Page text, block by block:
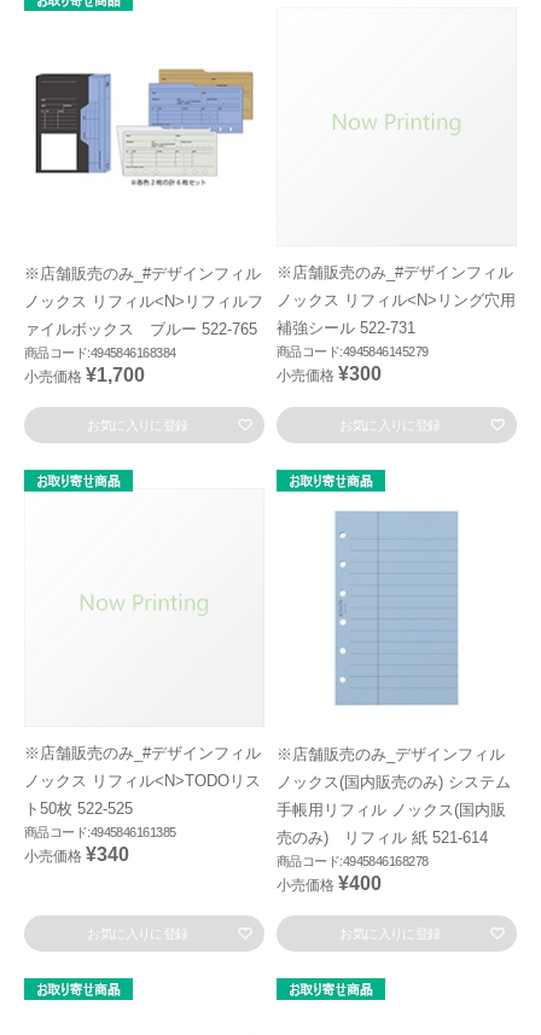
※店舗販売のみ_#デザインフィル
ノックス リフィル<N>リフィルフ
ァイルボックス ブルー 522-765
商品コード:4945846168384
小売価格 ¥1,700
お気に入りに登録
※店舗販売のみ_#デザインフィル
ノックス リフィル<N>リング穴用
補強シール 522-731
商品コード:4945846145279
小売価格 ¥300
お気に入りに登録
※店舗販売のみ_#デザインフィル
ノックス リフィル<N>TODOリス
ト50枚 522-525
商品コード:4945846161385
小売価格 ¥340
お気に入りに登録
※店舗販売のみ_デザインフィル
ノックス(国内販売のみ) システム
手帳用リフィル ノックス(国内販
売のみ) リフィル 紙 521-614
商品コード:4945846168278
小売価格 ¥400
お気に入りに登録